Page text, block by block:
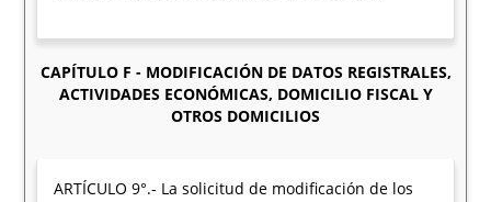
CAPÍTULO F - MODIFICACIÓN DE DATOS REGISTRALES,
ACTIVIDADES ECONÓMICAS, DOMICILIO FISCAL Y
OTROS DOMICILIOS
ARTÍCULO 9°.- La solicitud de modificación de los